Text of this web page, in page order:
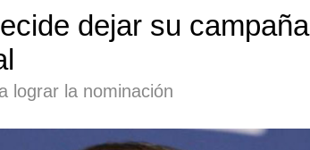
dejar su campaña
lograr la nominación